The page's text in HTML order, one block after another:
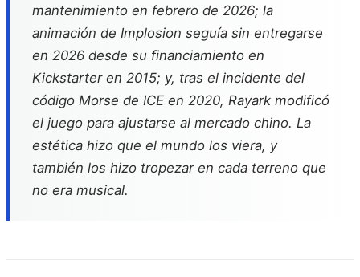
mantenimiento en febrero de 2026; la
animación de Implosion seguía sin entregarse
en 2026 desde su financiamiento en
Kickstarter en 2015; y, tras el incidente del
código Morse de ICE en 2020, Rayark modificó
el juego para ajustarse al mercado chino. La
estética hizo que el mundo los viera, y
también los hizo tropezar en cada terreno que
no era musical.